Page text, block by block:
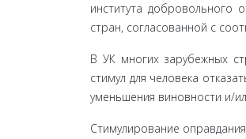
института добровольного
стран, согласованной с
В УК многих зарубежных
стимул для человека
уменьшения виновности и/
Стимулирование